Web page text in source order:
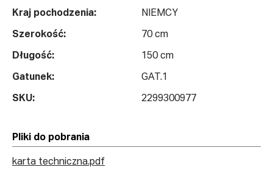
Kraj pochodzenia: NIEMCY
Szerokość: 70 cm
Długość: 150 cm
Gatunek: GAT.1
SKU: 2299300977
Pliki do pobrania
karta techniczna.pdf